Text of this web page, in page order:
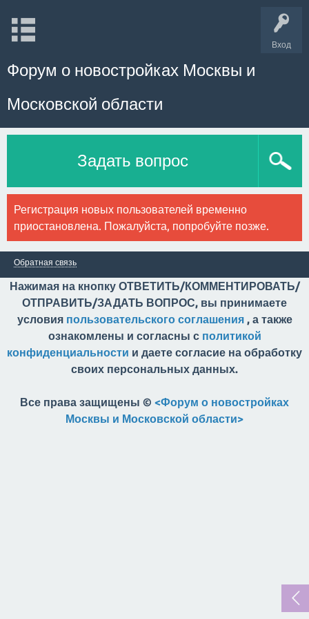
Вход
Форум о новостройках Москвы и
Московской области
Задать вопрос
Регистрация новых пользователей временно
приостановлена. Пожалуйста, попробуйте позже.
Обратная связь
Нажимая на кнопку ОТВЕТИТЬ/КОММЕНТИРОВАТЬ/
ОТПРАВИТЬ/ЗАДАТЬ ВОПРОС, вы принимаете
условия пользовательского соглашения, а также
ознакомлены и согласны с политикой
конфиденциальности и даете согласие на обработку
своих персональных данных.
Все права защищены © <Форум о новостройках
Москвы и Московской области>